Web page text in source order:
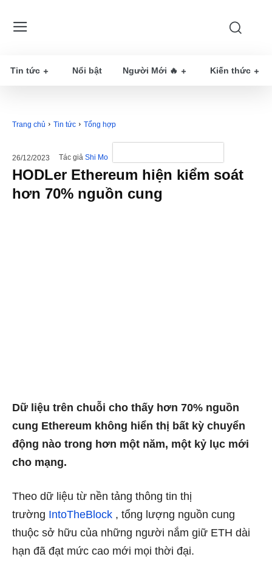
Tin tức Nổi bật Người Mới 🔥 Kiến thức
Trang chủ Tin tức Tổng hợp
26/12/2023 Tác giả Shi Mo
HODLer Ethereum hiện kiểm soát
hơn 70% nguồn cung
Dữ liệu trên chuỗi cho thấy hơn 70% nguồn
cung Ethereum không hiển thị bất kỳ chuyển
động nào trong hơn một năm, một kỷ lục mới
cho mạng.
Theo dữ liệu từ nền tảng thông tin thị
trường IntoTheBlock , tổng lượng nguồn cung
thuộc sở hữu của những người nắm giữ ETH dài
hạn đã đạt mức cao mới mọi thời đại.